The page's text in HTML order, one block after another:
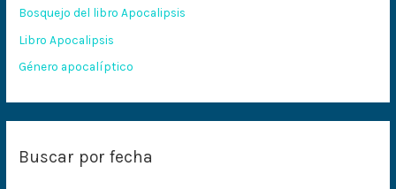
r
:
Bosquejo del libro Apocalipsis
Libro Apocalipsis
Género apocalíptico
Buscar por fecha